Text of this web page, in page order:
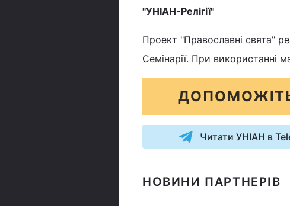
"УНІАН-Релігії"
Проект "Православні свята"
Семінарії. При використанні
Читати УНІАН в
НОВИНИ ПАРТНЕРІВ